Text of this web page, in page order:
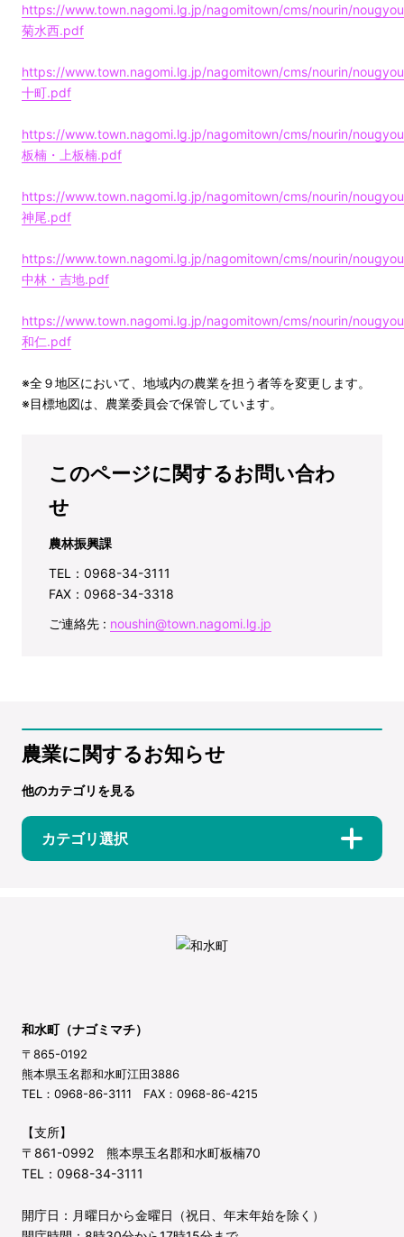
https://www.town.nagomi.lg.jp/nagomitown/cms/nourin/
菊水西.pdf
https://www.town.nagomi.lg.jp/nagomitown/cms/nourin/
十町.pdf
https://www.town.nagomi.lg.jp/nagomitown/cms/nourin/
板楠・上板楠.pdf
https://www.town.nagomi.lg.jp/nagomitown/cms/nourin/
神尾.pdf
https://www.town.nagomi.lg.jp/nagomitown/cms/nourin/
中林・吉地.pdf
https://www.town.nagomi.lg.jp/nagomitown/cms/nourin/
和仁.pdf
※全９地区において、地域内の農業を担う者等を変更します。
※目標地図は、農業委員会で保管しています。
このページに関するお問い合わ
せ
農林振興課
TEL：0968-34-3111
FAX：0968-34-3318
ご連絡先 : noushin@town.nagomi.lg.jp
農業に関するお知らせ
他のカテゴリを見る
カテゴリ選択
和水町（ナゴミマチ）
〒865-0192
熊本県玉名郡和水町江田3886
TEL：0968-86-3111 FAX：0968-86-4215
【支所】
〒861-0992 熊本県玉名郡和水町板楠70
TEL：0968-34-3111
開庁日：月曜日から金曜日（祝日、年末年始を除く）